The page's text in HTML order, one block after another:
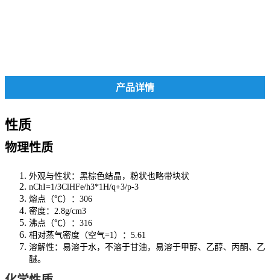
产品详情
性质
物理性质
外观与性状：黑棕色结晶，粉状也略带块状
nChI=1/3ClHFe/h3*1H/q+3/p-3
熔点（℃）：306
密度：2.8g/cm3
沸点（℃）：316
相对蒸气密度（空气=1）：5.61
溶解性：易溶于水，不溶于甘油，易溶于甲醇、乙醇、丙酮、乙
醚。